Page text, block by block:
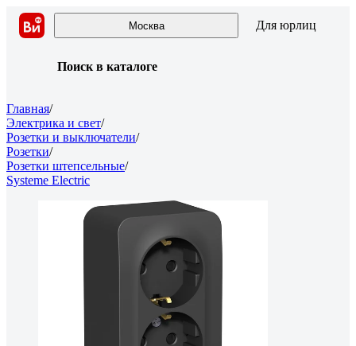
Москва Для юрлиц
Поиск в каталоге
Главная/
Электрика и свет/
Розетки и выключатели/
Розетки/
Розетки штепсельные/
Systeme Electric